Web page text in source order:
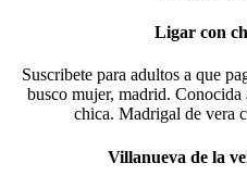
Ligar con
Suscribete para adultos a que
busco mujer, madrid.
chica. Madrigal de vera
Villanueva de la